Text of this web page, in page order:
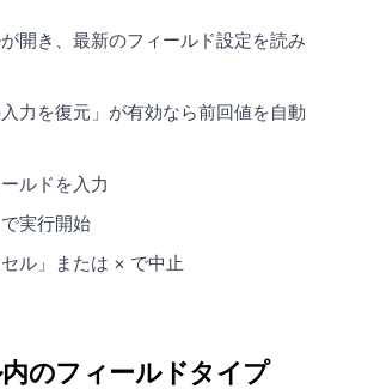
開き、最新のフィールド設定を読み
入力を復元」が有効なら前回値を自動
ルドを入力
で実行開始
セル」または × で中止
のフィールドタイプ